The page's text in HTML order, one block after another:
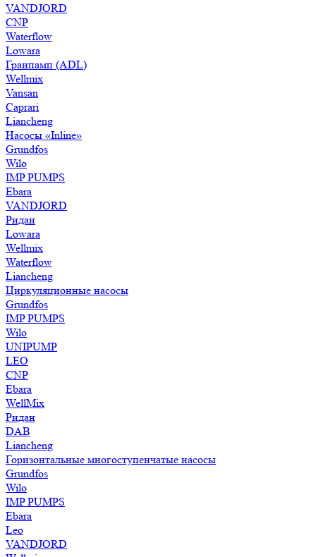
VANDJORD
CNP
Waterflow
Lowara
Гранпамп (ADL)
Wellmix
Vansan
Caprari
Liancheng
Насосы «Inline»
Grundfos
Wilo
IMP PUMPS
Ebara
VANDJORD
Ридан
Lowara
Wellmix
Waterflow
Liancheng
Циркуляционные насосы
Grundfos
IMP PUMPS
Wilo
UNIPUMP
LEO
CNP
Ebara
WellMix
Ридан
DAB
Liancheng
Горизонтальные многоступенчатые насосы
Grundfos
Wilo
IMP PUMPS
Ebara
Leo
VANDJORD